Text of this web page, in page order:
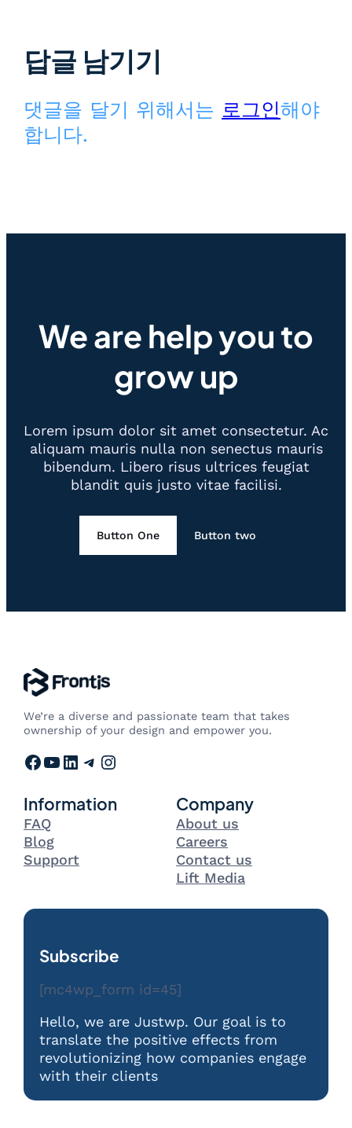
답글 남기기
댓글을 달기 위해서는 로그인해야
합니다.
We are help you to
grow up
Lorem ipsum dolor sit amet consectetur. Ac
aliquam mauris nulla non senectus mauris
bibendum. Libero risus ultrices feugiat
blandit quis justo vitae facilisi.
Button One Button two
We’re a diverse and passionate team that takes
ownership of your design and empower you.
Facebook YouTube LinkedIn Telegram Instagram
Information
FAQ
Blog
Support
Company
About us
Careers
Contact us
Lift Media
Subscribe
[mc4wp_form id=45]
Hello, we are Justwp. Our goal is to
translate the positive effects from
revolutionizing how companies engage
with their clients